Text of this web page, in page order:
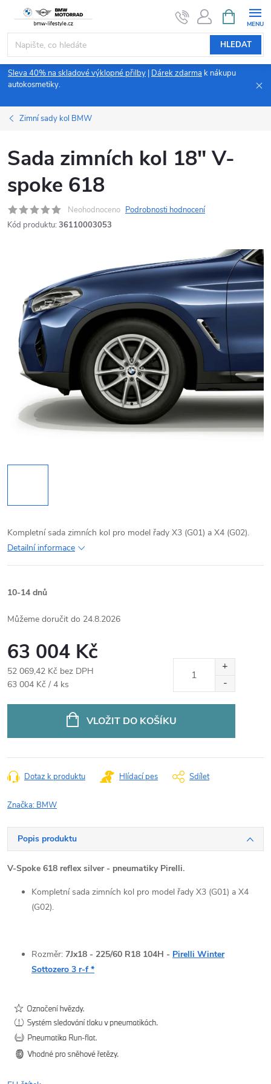
obsah
HLEDAT
NÁKUPNÍ
KOŠÍK
Sleva 40% na skladové výklopné přilby Dárek zdarma k nákupu
autokosmetiky.
Zimní sady kol BMW
Sada zimních kol 18" V-
spoke 618
Neohodnoceno Podrobnosti hodnocení
Kód produktu: 36110003053
Kompletní sada zimních kol pro model řady X3 (G01) a X4 (G02).
Detailní informace
10-14 dnů
24.8.2026
63 004 Kč
52 069,42 Kč bez DPH
Měrná
63 004 Kč / 4 ks
VLOŽIT DO KOŠÍKU
Dotaz k produktu Hlídací pes Sdílet
Značka: BMW
Popis produktu
V-Spoke 618 reflex silver - pneumatiky Pirelli.
Kompletní sada zimních kol pro model řady X3 (G01) a X4
(G02).
Rozměr: 7Jx18 - 225/60 R18 104H - Pirelli Winter
Sottozero 3 r-f *